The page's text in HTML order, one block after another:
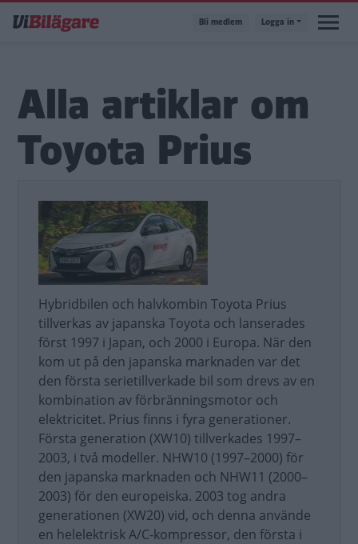
till
Bli medlem Logga in
Alla artiklar om
Toyota Prius
Hybridbilen och halvkombin Toyota Prius
tillverkas av japanska Toyota och lanserades
först 1997 i Japan, och 2000 i Europa. När den
kom ut på den japanska marknaden var det
den första serietillverkade bil som drevs av en
kombination av förbränningsmotor och
elektricitet. Prius finns i fyra generationer.
Första generation (XW10) tillverkades 1997–
2003, i två modeller. NHW10 (1997–2000) för
den japanska marknaden och NHW11 (2000–
2003) för den europeiska. 2003 tog andra
generationen (XW20) vid, och denna använde
en helelektrisk A/C-kompressor, den första i